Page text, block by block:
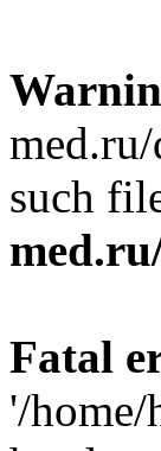
such
Fatal
'/